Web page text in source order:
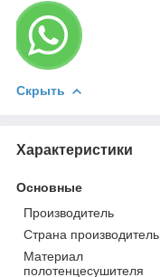
Скрыть
Характеристики
Основные
Производитель
Страна производитель
Материал
полотенцесушителя